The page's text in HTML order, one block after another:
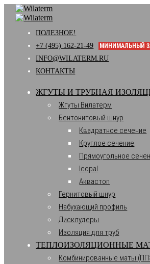
ПОЛЕЗНОЕ!
+7 (495) 162-21-49
МИНИМАЛЬНЫЙ
INFO@WILATERM.RU
КОНТАКТЫ
ЖГУТЫ И ТРУБНАЯ
Жгуты Вилатерм
Бентонитовый шнур
Квадратное сечение
Круглое сечение
Прямоугольное
Icopal
Аквастоп
Гернитовый шнур
Набухающий профиль
Дисклудеры
Изоляция для труб
ТЕПЛОИЗОЛЯЦИОННЫЕ
Комбинированные маты